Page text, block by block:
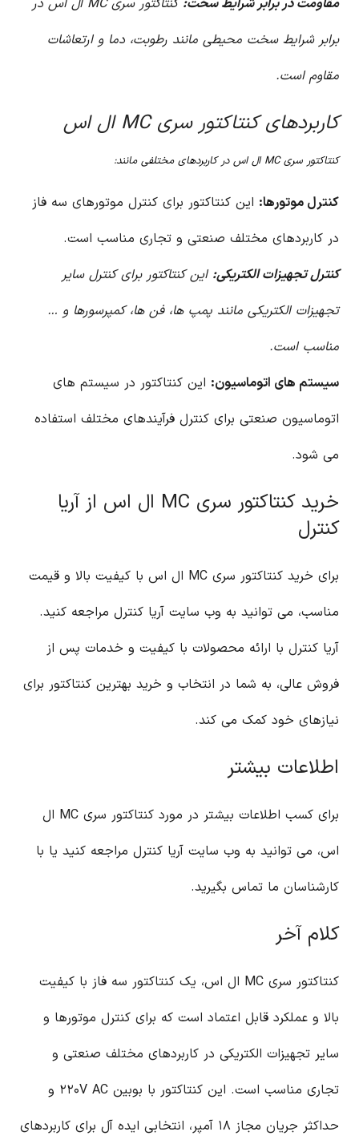
مقاومت در برابر شرایط سخت:
کنتاکتور سری MC ال اس در
برابر شرایط سخت محیطی مانند رطوبت، دما و ارتعاشات
مقاوم است.
کاربردهای کنتاکتور سری MC ال اس
کنتاکتور سری MC ال اس در کاربردهای مختلفی مانند:
کنترل موتورها: این کنتاکتور برای کنترل موتورهای سه فاز
در کاربردهای مختلف صنعتی و تجاری مناسب است.
کنترل تجهیزات الکتریکی: این کنتاکتور برای کنترل سایر
تجهیزات الکتریکی مانند پمپ ها، فن ها، کمپرسورها و …
مناسب است.
سیستم های اتوماسیون: این کنتاکتور در سیستم های
اتوماسیون صنعتی برای کنترل فرآیندهای مختلف استفاده
می شود.
خرید کنتاکتور سری MC ال اس از آریا
کنترل
برای خرید کنتاکتور سری MC ال اس با کیفیت بالا و قیمت
مناسب، می توانید به وب سایت آریا کنترل مراجعه کنید.
آریا کنترل با ارائه محصولات با کیفیت و خدمات پس از
فروش عالی، به شما در انتخاب و خرید بهترین کنتاکتور برای
نیازهای خود کمک می کند.
اطلاعات بیشتر
برای کسب اطلاعات بیشتر در مورد کنتاکتور سری MC ال
اس، می توانید به وب سایت آریا کنترل مراجعه کنید یا با
کارشناسان ما تماس بگیرید.
کلام آخر
کنتاکتور سری MC ال اس، یک کنتاکتور سه فاز با کیفیت
بالا و عملکرد قابل اعتماد است که برای کنترل موتورها و
سایر تجهیزات الکتریکی در کاربردهای مختلف صنعتی و
تجاری مناسب است. این کنتاکتور با بوبین ۲۲۰V AC و
حداکثر جریان مجاز ۱۸ آمپر، انتخابی ایده آل برای کاربردهای